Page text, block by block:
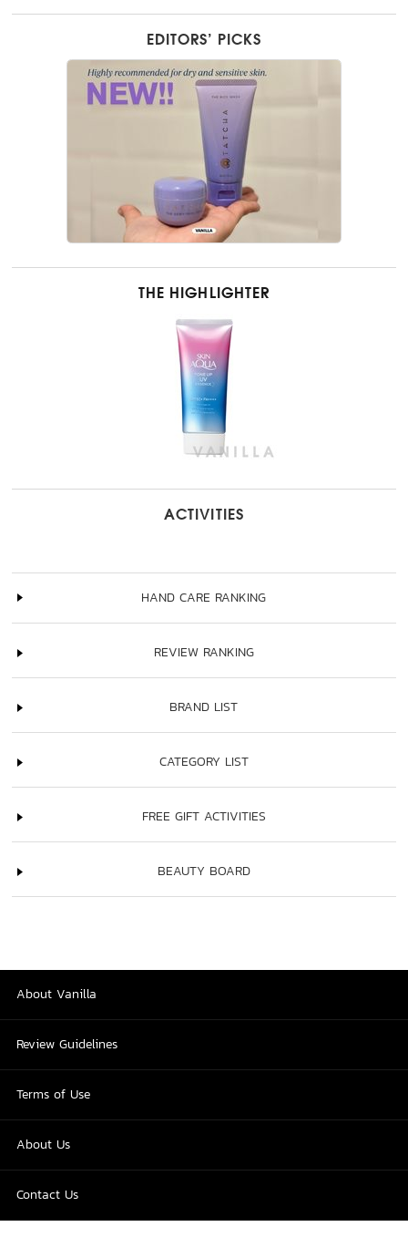
EDITORS’ PICKS
THE HIGHLIGHTER
ACTIVITIES
HAND CARE RANKING
REVIEW RANKING
BRAND LIST
CATEGORY LIST
FREE GIFT ACTIVITIES
BEAUTY BOARD
About Vanilla
Review Guidelines
Terms of Use
About Us
Contact Us